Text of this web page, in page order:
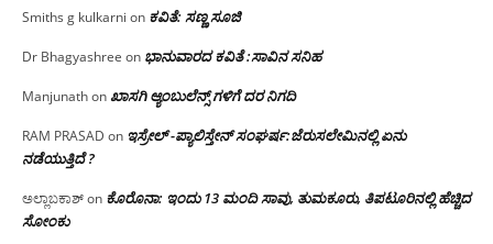
Smiths g kulkarni on ಕವಿತೆ: ಸಣ್ಣ ಸೂಜಿ
Dr Bhagyashree on ಭಾನುವಾರದ ಕವಿತೆ :ಸಾವಿನ ಸನಿಹ
Manjunathonಖಾಸಗಿ ಆ್ಯಂಬುಲೆನ್ಸ್ ಗಳಿಗೆ ದರ ನಿಗದಿ
RAM PRASAD on ಇಸ್ರೇಲ್ -ಪ್ಯಾಲಿಸ್ತೇನ್ ಸಂಘರ್ಷ:ಜೆರುಸಲೇಮಿನಲ್ಲಿ ಏನು
ನಡೆಯುತ್ತಿದೆ ?
ಅಲ್ಲಾಬಕಾಶ್on ಕೊರೊನಾ: ಇಂದು 13 ಮಂದಿ ಸಾವು, ತುಮಕೂರು, ತಿಪಟೂರಿನಲ್ಲಿ ಹೆಚ್ಚಿದ
ಸೋಂಕು